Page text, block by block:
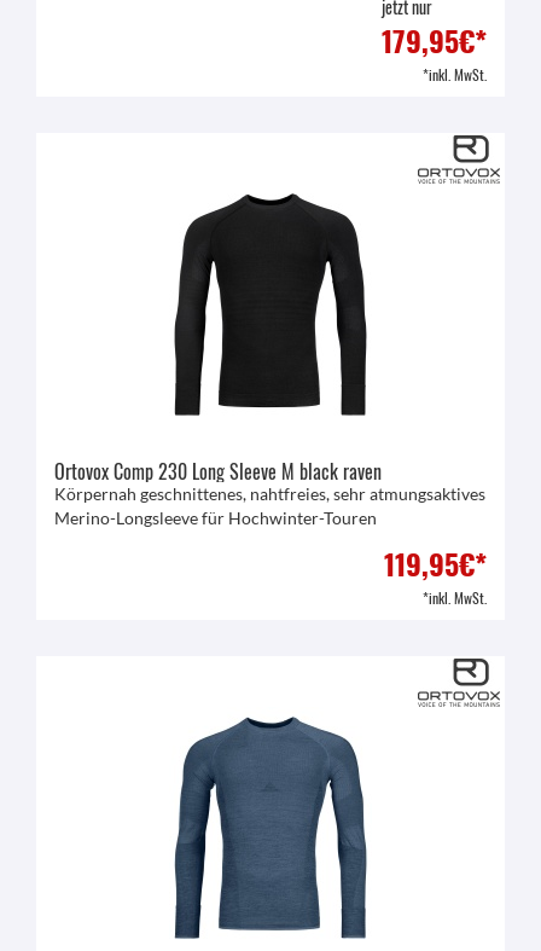
jetzt nur
179,95€*
*inkl. MwSt.
Ortovox Comp 230 Long Sleeve M black raven
Körpernah geschnittenes, nahtfreies, sehr atmungsaktives
Merino-Longsleeve für Hochwinter-Touren
119,95€*
*inkl. MwSt.